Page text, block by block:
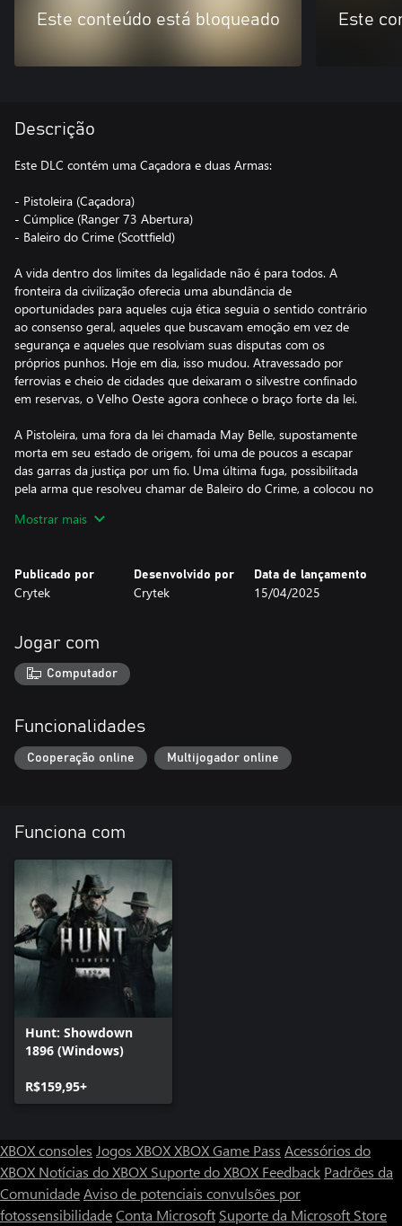
Este conteúdo está bloqueado Este
Descrição
Este DLC contém uma Caçadora e duas Armas:
- Pistoleira (Caçadora)
- Cúmplice (Ranger 73 Abertura)
- Baleiro do Crime (Scottfield)
A vida dentro dos limites da legalidade não é para todos. A
fronteira da civilização oferecia uma abundância de
oportunidades para aqueles cuja ética seguia o sentido contrário
ao consenso geral, aqueles que buscavam emoção em vez de
segurança e aqueles que resolviam suas disputas com os
próprios punhos. Hoje em dia, isso mudou. Atravessado por
ferrovias e cheio de cidades que deixaram o silvestre confinado
em reservas, o Velho Oeste agora conhece o braço forte da lei.
A Pistoleira, uma fora da lei chamada May Belle, supostamente
morta em seu estado de origem, foi uma de poucos a escapar
das garras da justiça por um fio. Uma última fuga, possibilitada
pela arma que resolveu chamar de Baleiro do Crime, a colocou no
com seu chumbo. E, com seu Cúmplice de confiança, ela achou o
Mostrar mais
Publicado por
Crytek
Desenvolvido por
Crytek
Data de lançamento
15/04/2025
Jogar com
Computador
Funcionalidades
Cooperação online Multijogador online
Funciona com
Hunt: Showdown
1896 (Windows)
R$159,95+
XBOX consoles Jogos XBOXXBOX Game Pass Acessórios do
XBOX Notícias do XBOX Suporte do XBOX Feedback Padrões da
ComunidadeAviso de potenciais convulsões por
fotossensibilidadeConta Microsoft Suporte da Microsoft Store